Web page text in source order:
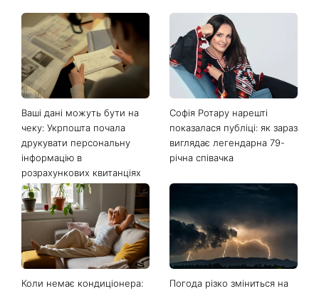
Ваші дані можуть бути на
чеку: Укрпошта почала
друкувати персональну
інформацію в
розрахункових квитанціях
Софія Ротару нарешті
показалася публіці: як зараз
виглядає легендарна 79-
річна співачка
Коли немає кондиціонера:
Погода різко зміниться на